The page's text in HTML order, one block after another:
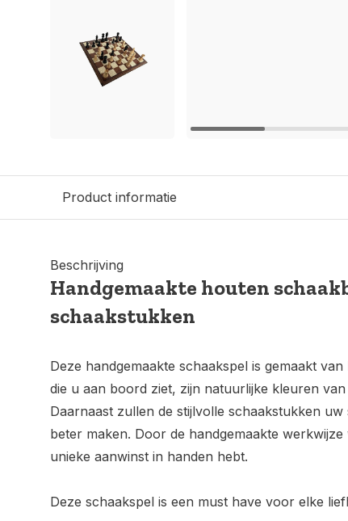
Product informatie
Beschrijving
Handgemaakte houten
schaakstukken
Deze handgemaakte schaakspel is gemaakt
die u aan boord ziet, zijn natuurlijke kleuren
Daarnaast zullen de stijlvolle schaakstukken
beter maken. Door de handgemaakte
unieke aanwinst in handen hebt.
Deze schaakspel is een must have voor elke